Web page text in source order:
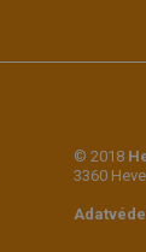
© 2018
3360